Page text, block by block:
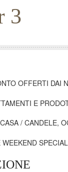
3
OFFERTI DAI
E
/ CANDELE,